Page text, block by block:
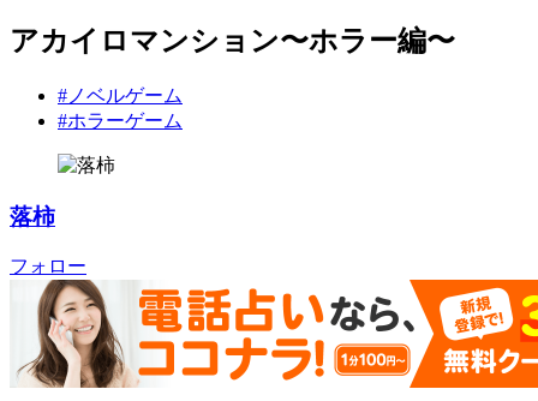
アカイロマンション〜ホラー編〜
#ノベルゲーム
#ホラーゲーム
落柿
フォロー